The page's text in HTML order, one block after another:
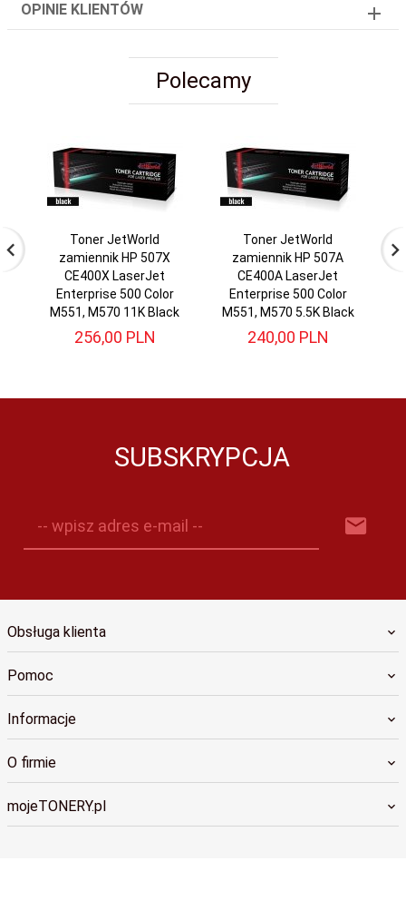
OPINIE KLIENTÓW
Polecamy
Toner JetWorld
zamiennik HP 507X
CE400X LaserJet
Enterprise 500 Color
M551, M570 11K Black
256,00 PLN
Toner JetWorld
zamiennik HP 507A
CE400A LaserJet
Enterprise 500 Color
M551, M570 5.5K Black
240,00 PLN
SUBSKRYPCJA
-- wpisz adres e-mail --
Obsługa klienta
Pomoc
Informacje
O firmie
mojeTONERY.pl